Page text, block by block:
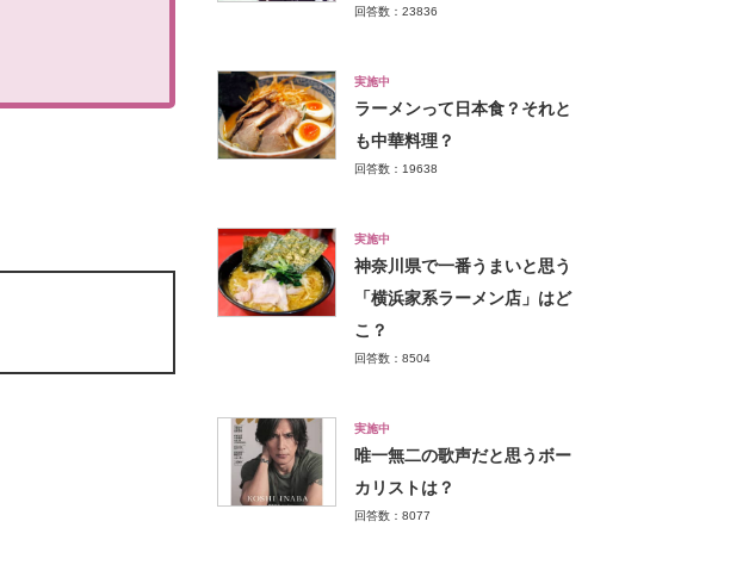
回答数：23836
実施中
ラーメンって日本食？それと
も中華料理？
回答数：19638
実施中
神奈川県で一番うまいと思う
「横浜家系ラーメン店」はど
こ？
回答数：8504
実施中
唯一無二の歌声だと思うボー
カリストは？
回答数：8077